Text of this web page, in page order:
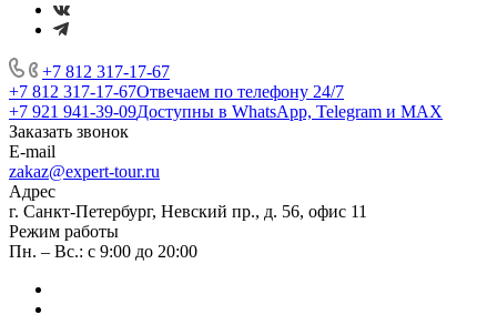
+7 812 317-17-67
+7 812 317-17-67Отвечаем по телефону 24/7
+7 921 941-39-09Доступны в WhatsApp, Telegram и MAX
Заказать звонок
E-mail
zakaz@expert-tour.ru
Адрес
г. Санкт-Петербург, Невский пр., д. 56, офис 11
Режим работы
Пн. – Вс.: с 9:00 до 20:00